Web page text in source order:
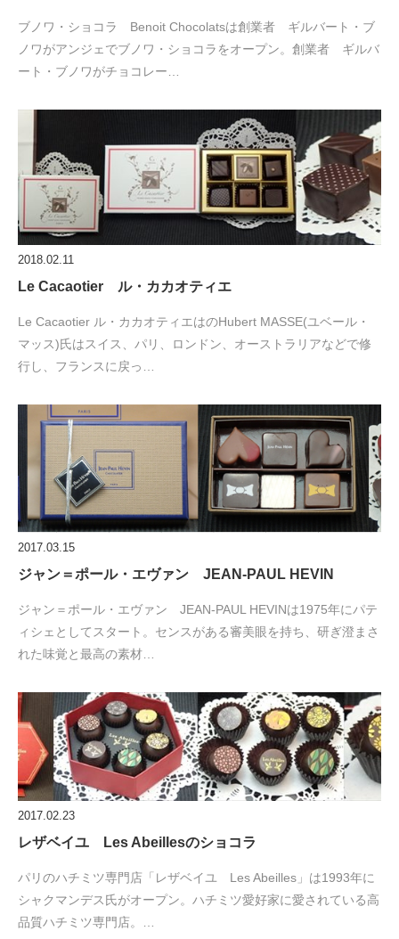
ブノワ・ショコラ Benoit Chocolatsは創業者 ギルバート・ブ
ノワがアンジェでブノワ・ショコラをオープン。創業者 ギルバ
ート・ブノワがチョコレー…
2018.02.11
Le Cacaotier ル・カカオティエ
Le Cacaotier ル・カカオティエはのHubert MASSE(ユベール・
マッス)氏はスイス、パリ、ロンドン、オーストラリアなどで修
行し、フランスに戻っ…
2017.03.15
ジャン＝ポール・エヴァン JEAN-PAUL HEVIN
ジャン＝ポール・エヴァン JEAN-PAUL HEVINは1975年にパテ
ィシェとしてスタート。センスがある審美眼を持ち、研ぎ澄まさ
れた味覚と最高の素材…
2017.02.23
レザベイユ Les Abeillesのショコラ
パリのハチミツ専門店「レザベイユ Les Abeilles」は1993年に
シャクマンデス氏がオープン。ハチミツ愛好家に愛されている高
品質ハチミツ専門店。…